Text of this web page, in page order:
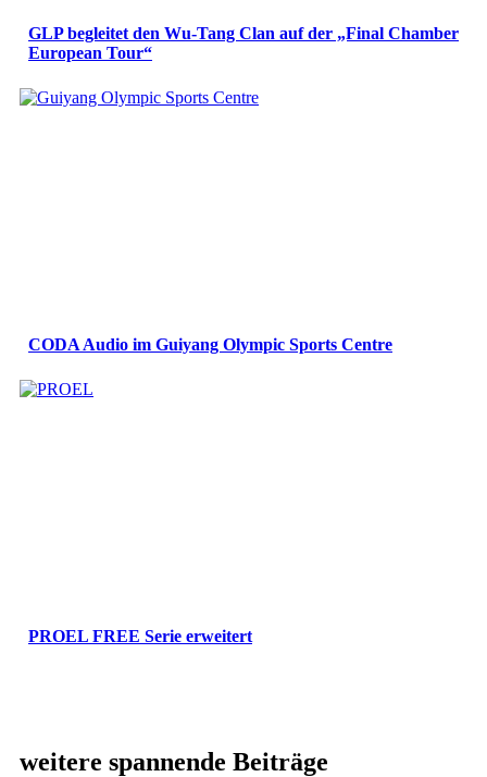
GLP begleitet den Wu-Tang Clan auf der „Final Chamber
European Tour“
CODA Audio im Guiyang Olympic Sports Centre
PROEL FREE Serie erweitert
weitere spannende Beiträge